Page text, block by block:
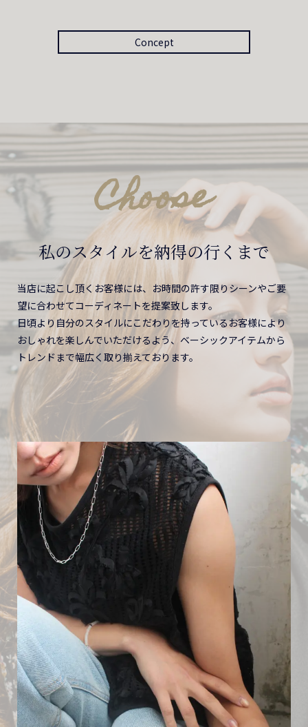
Concept
Choose
私のスタイルを納得の行くまで
当店に起こし頂くお客様には、お時間の許す限りシーンやご要
望に合わせてコーディネートを提案致します。
日頃より自分のスタイルにこだわりを持っているお客様により
おしゃれを楽しんでいただけるよう、ベーシックアイテムから
トレンドまで幅広く取り揃えております。